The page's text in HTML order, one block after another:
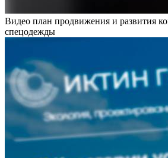
Видео план продвижения и развития
спецодежды